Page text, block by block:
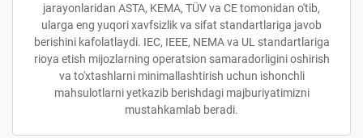
jarayonlaridan ASTA, KEMA, TÜV va CE tomonidan o'tib,
ularga eng yuqori xavfsizlik va sifat standartlariga javob
berishini kafolatlaydi. IEC, IEEE, NEMA va UL standartlariga
rioya etish mijozlarning operatsion samaradorligini oshirish
va to'xtashlarni minimallashtirish uchun ishonchli
mahsulotlarni yetkazib berishdagi majburiyatimizni
mustahkamlab beradi.